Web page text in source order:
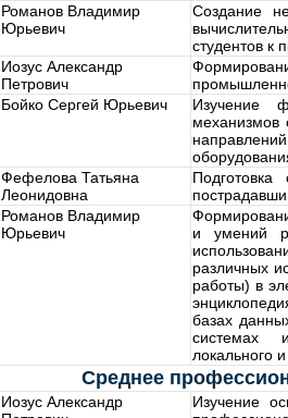
Романов Владимир
Юрьевич
Создание
студентов к
Иозус Александр
Петрович
Бойко Сергей Юрьевич
Изучение
механизмов
Фефелова Татьяна
Леонидовна
Романов Владимир
Юрьевич
и умений
различных
работы) в
базах
системах
локального
Среднее
Иозус Александр
Изучение